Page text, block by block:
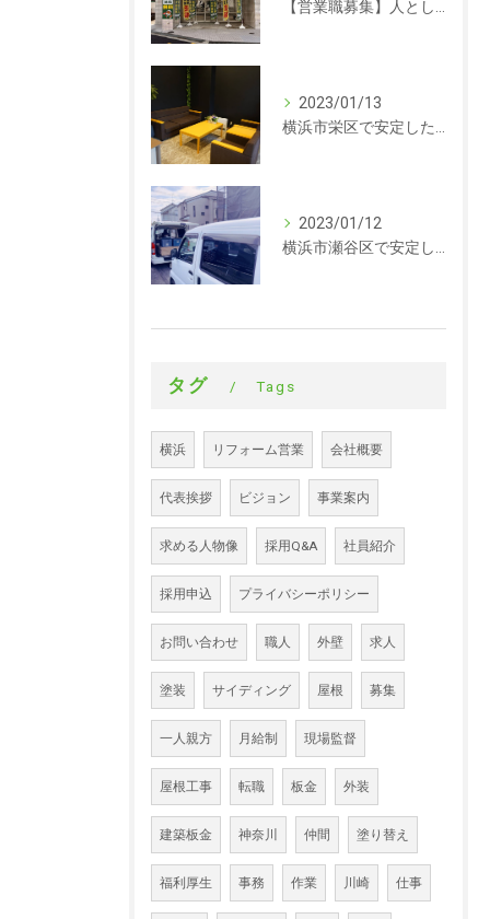
2023/01/13
2023/01/12
タグ Tags
横浜 リフォーム営業 会社概要
代表挨拶 ビジョン 事業案内
求める人物像 採用Q&A 社員紹介
採用申込 プライバシーポリシー
お問い合わせ 職人 外壁 求人
塗装 サイディング 屋根 募集
一人親方 月給制 現場監督
屋根工事 転職 板金 外装
建築板金 神奈川 仲間 塗り替え
福利厚生 事務 作業 川崎 仕事